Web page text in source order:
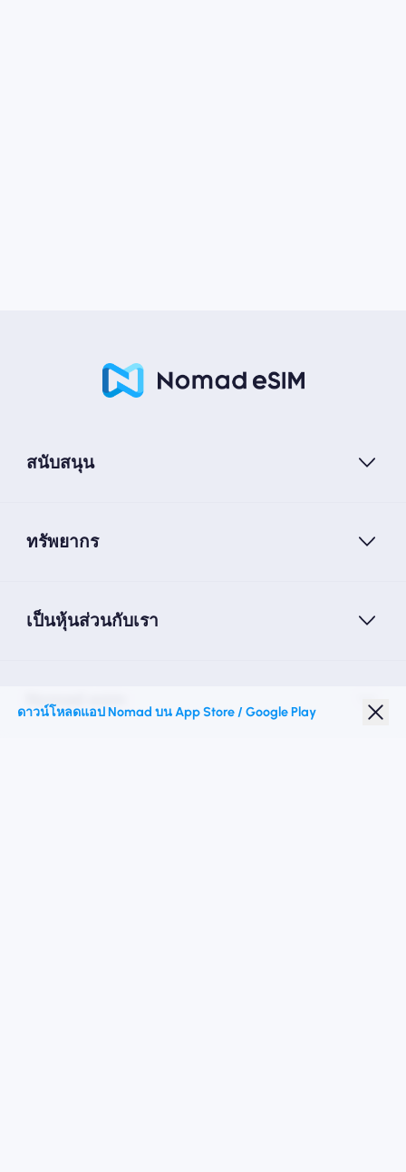
สนับสนุน
ทรัพยากร
เป็นหุ้นส่วนกับเรา
Nomad esim
ดาวน์โหลดแอป Nomad บน App Store / Google Play